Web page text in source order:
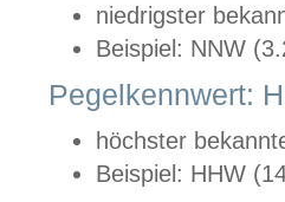
niedrigster
Beispiel: NNW
Pegelkennwert:
höchster
Beispiel: HHW